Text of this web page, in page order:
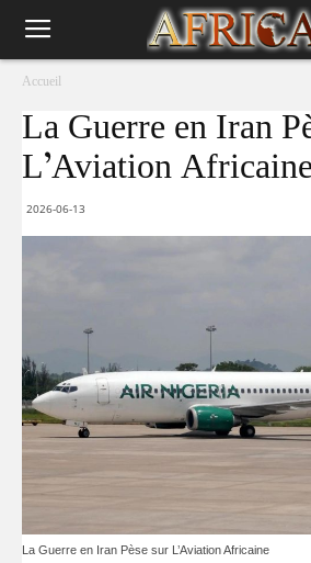
Accueil
La Guerre en Iran
L’Aviation Africaine
2026-06-13
La Guerre en Iran Pèse sur L’Aviation Africaine